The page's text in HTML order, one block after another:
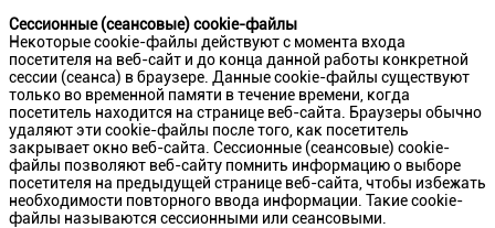
Сессионные (сеансовые) cookie-файлы
Некоторые cookie-файлы действуют с момента входа
посетителя на веб-сайт и до конца данной работы конкретной
сессии (сеанса) в браузере. Данные cookie-файлы существуют
только во временной памяти в течение времени, когда
посетитель находится на странице веб-сайта. Браузеры обычно
удаляют эти cookie-файлы после того, как посетитель
закрывает окно веб-сайта. Сессионные (сеансовые) cookie-
файлы позволяют веб-сайту помнить информацию о выборе
посетителя на предыдущей странице веб-сайта, чтобы избежать
необходимости повторного ввода информации. Такие cookie-
файлы называются сессионными или сеансовыми.